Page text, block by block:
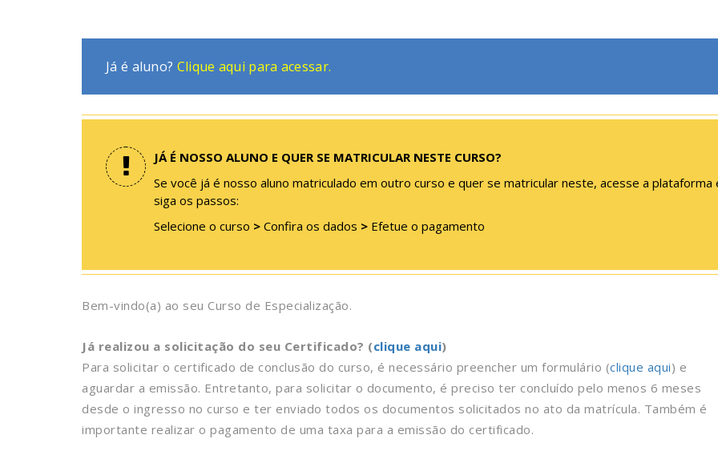
Já é aluno? Clique aqui para acessar.
JÁ É NOSSO ALUNO E QUER SE MATRICULAR NESTE CURSO?
Se você já é nosso aluno matriculado em outro curso e quer se matricular neste, acesse a plataforma
siga os passos:
Selecione o curso > Confira os dados > Efetue o pagamento
Bem-vindo(a) ao seu Curso de Especialização.
Já realizou a solicitação do seu Certificado? (clique aqui)
Para solicitar o certificado de conclusão do curso, é necessário preencher um formulário (clique aqui) e
aguardar a emissão. Entretanto, para solicitar o documento, é preciso ter concluído pelo menos 6 meses
desde o ingresso no curso e ter enviado todos os documentos solicitados no ato da matrícula. Também é
importante realizar o pagamento de uma taxa para a emissão do certificado.